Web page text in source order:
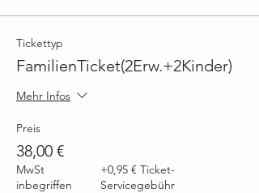
Tickettyp
FamilienTicket(2Erw.+2Kinder)
Mehr Infos
Preis
38,00 €
MwSt
inbegriffen
+0,95 € Ticket-
Servicegebühr